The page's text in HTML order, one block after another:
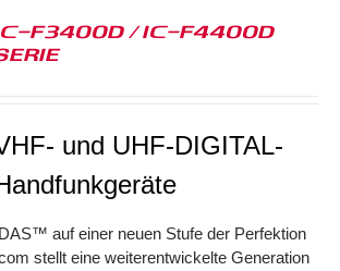
F3400D / IC-F4400D
und UHF-DIGITAL-
auf einer neuen Stufe der Perfektion
stellt eine weiterentwickelte Generation